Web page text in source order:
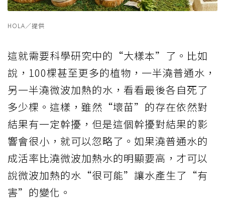
HOLA／提供
這就需要科學研究中的“大樣本”了。比如
說，100棵甚至更多的植物，一半澆普通水，
另一半澆微波加熱的水，看看最後各自死了
多少棵。這樣，雖然“壞苗”的存在依然對
結果有一定幹擾，但是這個幹擾對結果的影
響會很小，就可以忽略了。如果澆普通水的
成活率比澆微波加熱水的明顯要高，才可以
說微波加熱的水“很可能”讓水產生了“有
害”的變化。